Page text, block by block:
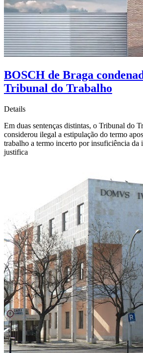
BOSCH de Braga
Tribunal do Trabalho
Details
Em duas sentenças distintas, o Tribunal do
considerou ilegal a estipulação do termo
trabalho a termo incerto por insuficiência da
justifica